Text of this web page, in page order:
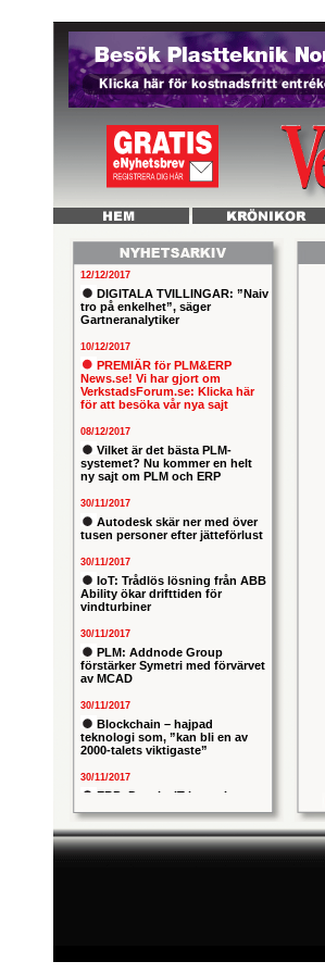
12/12/2017
DIGITALA TVILLINGAR: ”Naiv
tro på enkelhet”, säger
Gartneranalytiker
10/12/2017
PREMIÄR för PLM&ERP
News.se! Vi har gjort om
VerkstadsForum.se: Klicka här
för att besöka vår nya sajt
08/12/2017
Vilket är det bästa PLM-
systemet? Nu kommer en helt
ny sajt om PLM och ERP
30/11/2017
Autodesk skär ner med över
tusen personer efter jätteförlust
30/11/2017
IoT: Trådlös lösning från ABB
Ability ökar drifttiden för
vindturbiner
30/11/2017
PLM: Addnode Group
förstärker Symetri med förvärvet
av MCAD
30/11/2017
Blockchain – hajpad
teknologi som, ”kan bli en av
2000-talets viktigaste”
30/11/2017
ERP: Danska IT-konsulten
svenska iStone
30/11/2017
Capgemeni tar över